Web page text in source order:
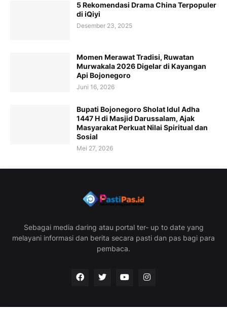
5 Rekomendasi Drama China Terpopuler
di iQiyi
Desember 23, 2025
Momen Merawat Tradisi, Ruwatan
Murwakala 2026 Digelar di Kayangan
Api Bojonegoro
Juni 16, 2026
Bupati Bojonegoro Sholat Idul Adha
1447 H di Masjid Darussalam, Ajak
Masyarakat Perkuat Nilai Spiritual dan
Sosial
Mei 27, 2026
Sebagai media daring atau portal ter- up to date yang
melayani informasi dan berita secara pasti dan pas bagi para
pembaca.